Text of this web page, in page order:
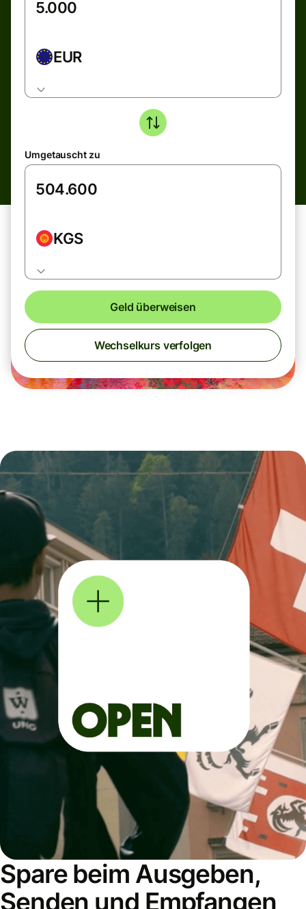
EUR
Umgetauscht zu
KGS
Geld überweisen
Wechselkurs verfolgen
Spare beim Ausgeben,
Senden und Empfangen